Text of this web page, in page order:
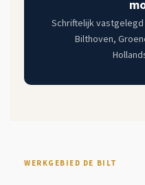
Schriftelijk
Bilthoven,
WERKGEBIED DE BILT